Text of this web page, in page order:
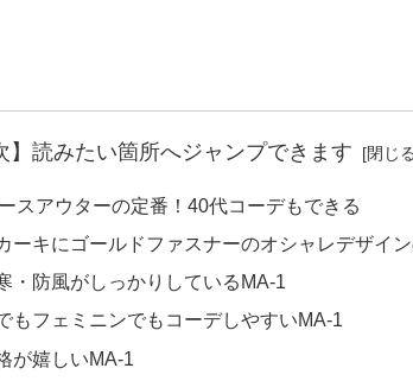
】読みたい箇所へジャンプできます
スアウターの定番！40代コーデもできる
ーキにゴールドファスナーのオシャレデザイ
・防風がしっかりしているMA-1
もフェミニンでもコーデしやすいMA-1
が嬉しいMA-1